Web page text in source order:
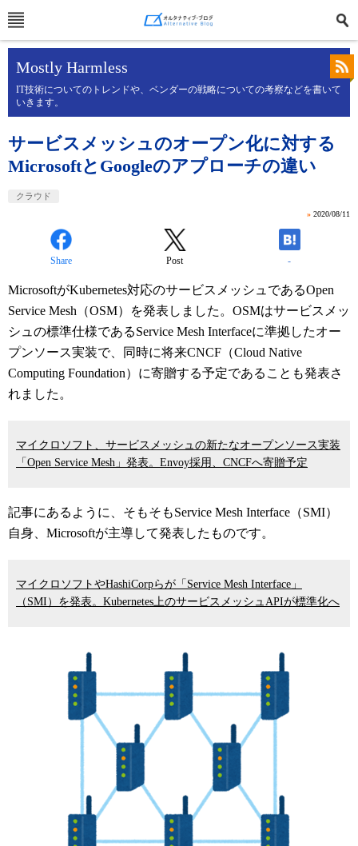
Mostly Harmless
IT技術についてのトレンドや、ベンダーの戦略についての考察などを書いて
いきます。
サービスメッシュのオープン化に対する
MicrosoftとGoogleのアプローチの違い
クラウド
» 2020/08/11
Share Post -
MicrosoftがKubernetes対応のサービスメッシュであるOpen
Service Mesh（OSM）を発表しました。OSMはサービスメッ
シュの標準仕様であるService Mesh Interfaceに準拠したオー
プンソース実装で、同時に将来CNCF（Cloud Native
Computing Foundation）に寄贈する予定であることも発表さ
れました。
マイクロソフト、サービスメッシュの新たなオープンソース実装
「Open Service Mesh」発表。Envoy採用、CNCFへ寄贈予定
記事にあるように、そもそもService Mesh Interface（SMI）
自身、Microsoftが主導して発表したものです。
マイクロソフトやHashiCorpらが「Service Mesh Interface」
（SMI）を発表。Kubernetes上のサービスメッシュAPIが標準化へ